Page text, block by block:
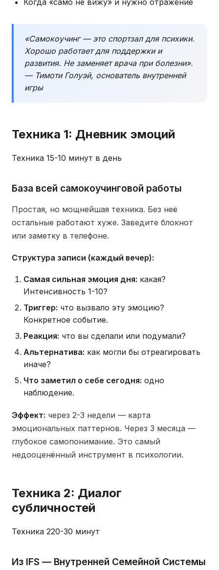
Когда «само не вижу» и нужно отражение
«Самокоучинг — это спортзал для психики.
Хорошо работает для поддержки и
развития. Не заменяет врача при болезни».
— Тимоти Голуэй, основатель внутренней
игры
Техника 1: Дневник эмоций
Техника 15-10 минут в день
База всей самокоучинговой работы
Простая, но мощнейшая техника. Без неё
остальные работают хуже. Заведите блокнот
или заметку в телефоне.
Структура записи (каждый вечер):
Самая сильная эмоция дня: какая?
Интенсивность 1-10?
Триггер: что вызвало эту эмоцию?
Конкретное событие.
Реакция: что вы сделали или подумали?
Альтернатива: как могли бы отреагировать
иначе?
Что заметил о себе сегодня: одно
наблюдение.
Эффект: через 2-3 недели — карта
эмоциональных паттернов. Через 3 месяца —
глубокое самопонимание. Это самый
недооценённый инструмент в психологии.
Техника 2: Диалог
субличностей
Техника 220-30 минут
Из IFS — Внутренней Семейной Системы